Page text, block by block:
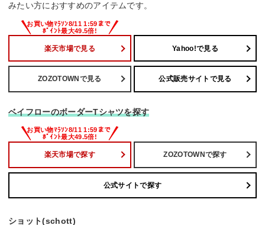
みたい方におすすめのアイテムです。
楽天市場で見る Yahoo!で見る
ZOZOTOWNで見る 公式販売サイトで見る
ベイフローのボーダーTシャツを探す
楽天市場で探す ZOZOTOWNで探す
公式サイトで探す
ショット(schott)